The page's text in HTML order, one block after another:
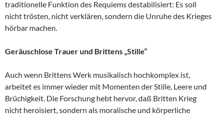
traditionelle Funktion des Requiems destabilisiert: Es soll
nicht trösten, nicht verklären, sondern die Unruhe des Krieges
hörbar machen.
Geräuschlose Trauer und Brittens „Stille“
Auch wenn Brittens Werk musikalisch hochkomplex ist,
arbeitet es immer wieder mit Momenten der Stille, Leere und
Brüchigkeit. Die Forschung hebt hervor, daß Britten Krieg
nicht heroisiert, sondern als moralische und körperliche